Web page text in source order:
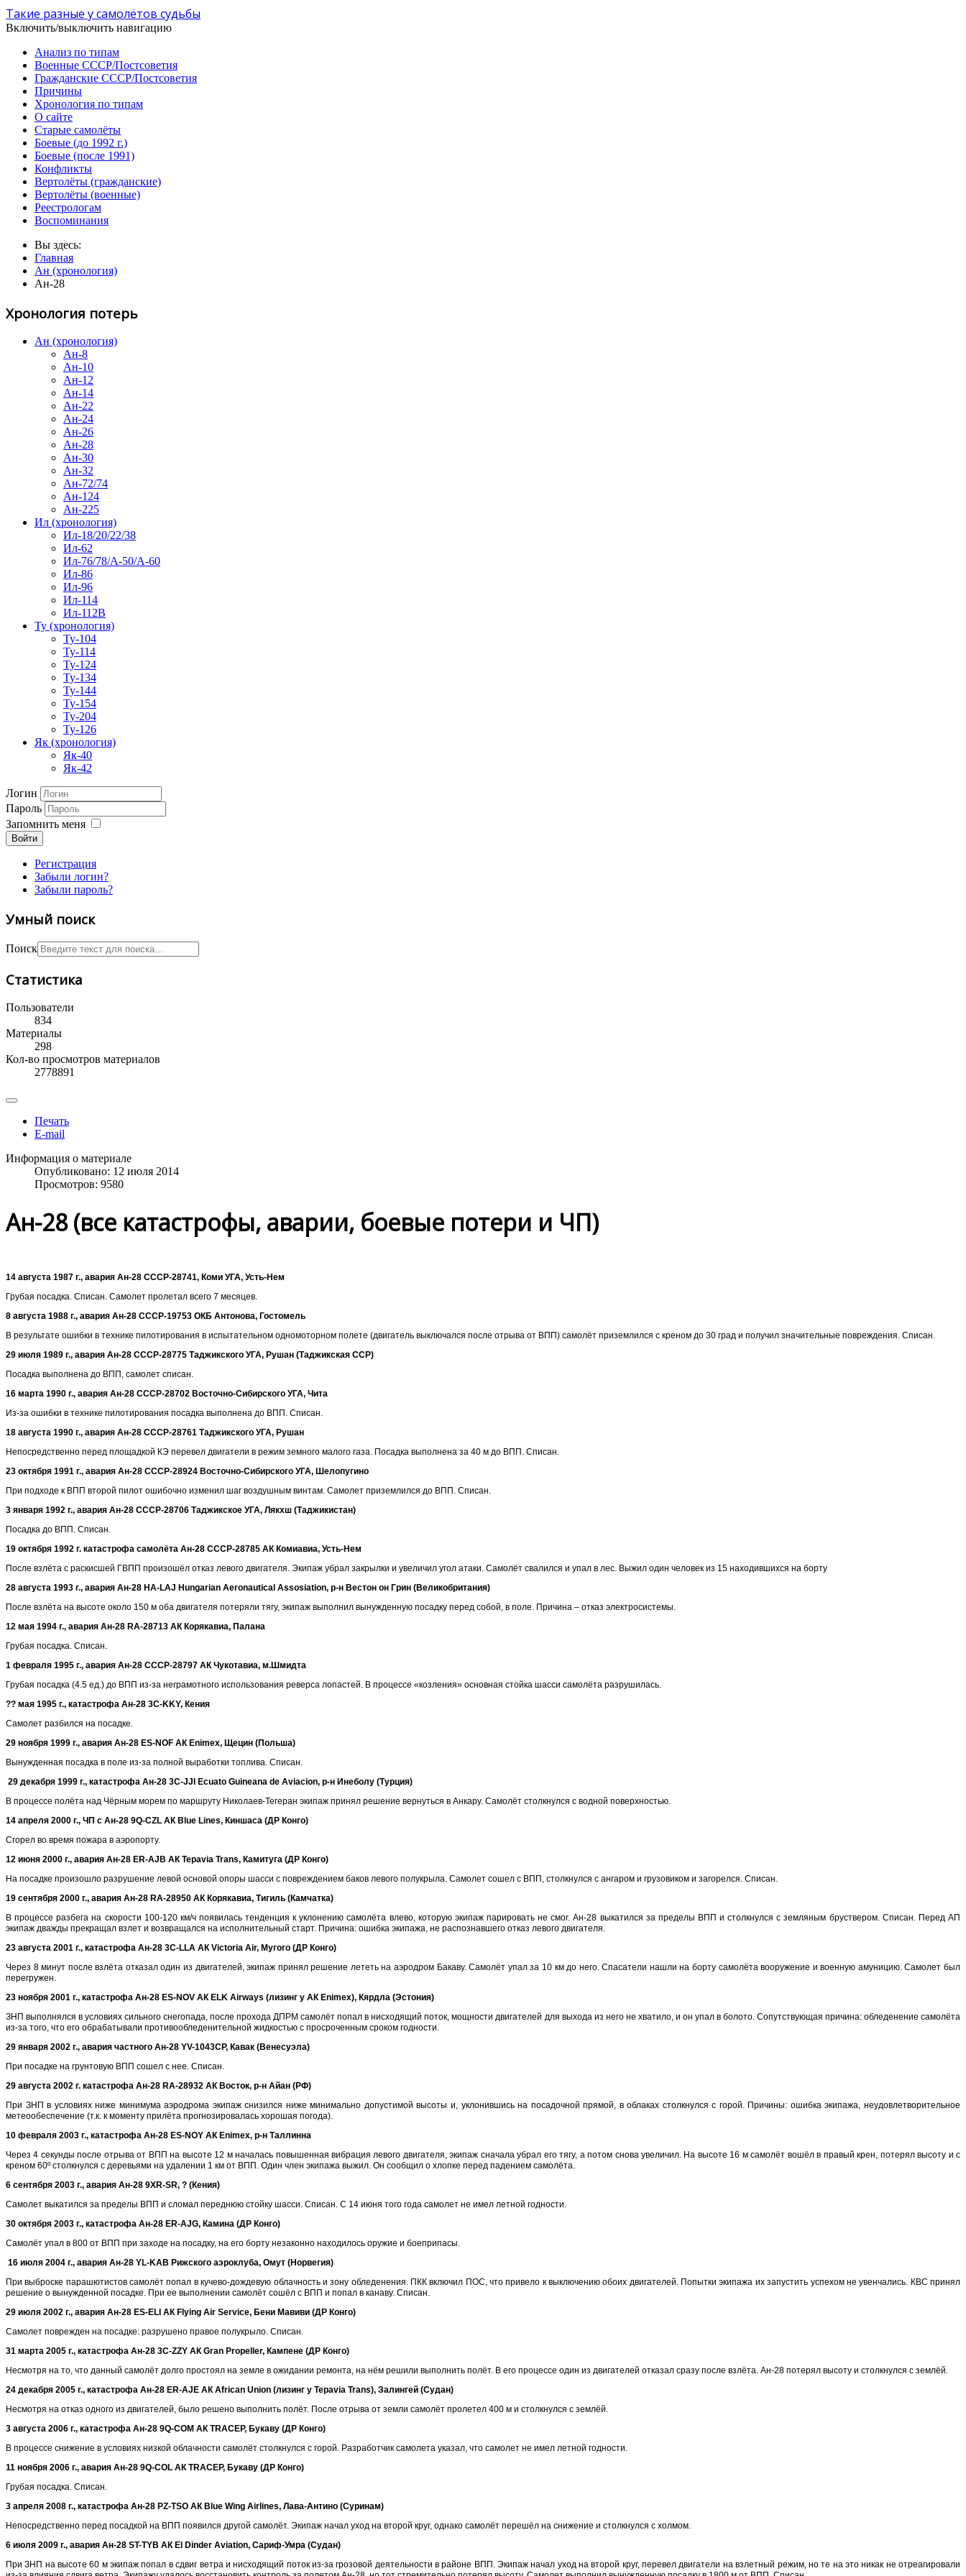
Такие разные у самолётов судьбы
Включить/выключить навигацию
Анализ по типам
Военные СССР/Постсоветия
Гражданские СССР/Постсоветия
Причины
Хронология по типам
О сайте
Старые самолёты
Боевые (до 1992 г.)
Боевые (после 1991)
Конфликты
Вертолёты (гражданские)
Вертолёты (военные)
Реестрологам
Воспоминания
Вы здесь:
Главная
Ан (хронология)
Ан-28
Хронология потерь
Ан (хронология)
Ан-8
Ан-10
Ан-12
Ан-14
Ан-22
Ан-24
Ан-26
Ан-28
Ан-30
Ан-32
Ан-72/74
Ан-124
Ан-225
Ил (хронология)
Ил-18/20/22/38
Ил-62
Ил-76/78/А-50/А-60
Ил-86
Ил-96
Ил-114
Ил-112В
Ту (хронология)
Ту-104
Ту-114
Ту-124
Ту-134
Ту-144
Ту-154
Ту-204
Ту-126
Як (хронология)
Як-40
Як-42
Логин
Пароль
Запомнить меня
Войти
Регистрация
Забыли логин?
Забыли пароль?
Умный поиск
Поиск
Статистика
Пользователи
834
Материалы
298
Кол-во просмотров материалов
2778891
Печать
E-mail
Информация о материале
Опубликовано: 12 июля 2014
Просмотров: 9580
Ан-28 (все катастрофы, аварии, боевые потери и ЧП)
14 августа 1987 г., авария Ан-28 СССР-28741, Коми УГА, Усть-Нем
Грубая посадка. Списан. Самолет пролетал всего 7 месяцев.
8 августа 1988 г., авария Ан-28 СССР-19753 ОКБ Антонова, Гостомель
В результате ошибки в технике пилотирования в испытательном одномоторном полете (двигатель выключался после отрыва от ВПП) самолёт приземлился с креном до 30 град и получил значительные повреждения. Списан.
29 июля 1989 г., авария Ан-28 СССР-28775 Таджикского УГА, Рушан (Таджикская ССР)
Посадка выполнена до ВПП, самолет списан.
16 марта 1990 г., авария Ан-28 СССР-28702 Восточно-Сибирского УГА, Чита
Из-за ошибки в технике пилотирования посадка выполнена до ВПП. Списан.
18 августа 1990 г., авария Ан-28 СССР-28761 Таджикского УГА, Рушан
Непосредственно перед площадкой КЭ перевел двигатели в режим земного малого газа. Посадка выполнена за 40 м до ВПП. Списан.
23 октября 1991 г., авария Ан-28 СССР-28924 Восточно-Сибирского УГА, Шелопугино
При подходе к ВПП второй пилот ошибочно изменил шаг воздушным винтам. Самолет приземлился до ВПП. Списан.
3 января 1992 г., авария Ан-28 СССР-28706 Таджикское УГА, Лякхш (Таджикистан)
Посадка до ВПП. Списан.
19 октября 1992 г. катастрофа самолёта Ан-28 CCCP-28785 АК Комиавиа, Усть-Нем
После взлёта с раскисшей ГВПП произошёл отказ левого двигателя. Экипаж убрал закрылки и увеличил угол атаки. Самолёт свалился и упал в лес. Выжил один человек из 15 находившихся на борту
28 августа 1993 г., авария Ан-28 HA-LAJ Hungarian Aeronautical Assosiation, р-н Вестон он Грин (Великобритания)
После взлёта на высоте около 150 м оба двигателя потеряли тягу, экипаж выполнил вынужденную посадку перед собой, в поле. Причина – отказ электросистемы.
12 мая 1994 г., авария Ан-28 RA-28713 АК Корякавиа, Палана
Грубая посадка. Списан.
1 февраля 1995 г., авария Ан-28 CCCP-28797 АК Чукотавиа, м.Шмидта
Грубая посадка (4.5 ед.) до ВПП из-за неграмотного использования реверса лопастей. В процессе «козления» основная стойка шасси самолёта разрушилась.
?? мая 1995 г., катастрофа Ан-28 3C-KKY, Кения
Самолет разбился на посадке.
29 ноября 1999 г., авария Ан-28 ES-NOF АК Enimex, Щецин (Польша)
Вынужденная посадка в поле из-за полной выработки топлива. Списан.
29 декабря 1999 г., катастрофа Ан-28 3C-JJI Ecuato Guineana de Aviacion, р-н Инеболу (Турция)
В процессе полёта над Чёрным морем по маршруту Николаев-Тегеран экипаж принял решение вернуться в Анкару. Самолёт столкнулся с водной поверхностью.
14 апреля 2000 г., ЧП с Ан-28 9Q-CZL АК Blue Lines, Киншаса (ДР Конго)
Сгорел во время пожара в аэропорту.
12 июня 2000 г., авария Ан-28 ER-AJB АК Tepavia Trans, Камитуга (ДР Конго)
На посадке произошло разрушение левой основой опоры шасси с повреждением баков левого полукрыла. Самолет сошел с ВПП, столкнулся с ангаром и грузовиком и загорелся. Списан.
19 сентября 2000 г., авария Ан-28 RA-28950 АК Корякавиа, Тигиль (Камчатка)
В процессе разбега на скорости 100-120 км/ч появилась тенденция к уклонению самолёта влево, которую экипаж парировать не смог. Ан-28 выкатился за пределы ВПП и столкнулся с земляным бруствером. Списан. Перед АП
экипаж дважды прекращал взлет и возвращался на исполнительный старт. Причина: ошибка экипажа, не распознавшего отказ левого двигателя.
23 августа 2001 г., катастрофа Ан-28 3C-LLA АК Victoria Air, Мугого (ДР Конго)
Через 8 минут после взлёта отказал один из двигателей, экипаж принял решение лететь на аэродром Бакаву. Самолёт упал за 10 км до него. Спасатели нашли на борту самолёта вооружение и военную амуницию. Самолет был
перегружен.
23 ноября 2001 г., катастрофа Ан-28 ES-NOV АК ELK Airways (лизинг у АК Enimex), Кярдла (Эстония)
ЗНП выполнялся в условиях сильного снегопада, после прохода ДПРМ самолёт попал в нисходящий поток, мощности двигателей для выхода из него не хватило, и он упал в болото. Сопутствующая причина: обледенение самолёта
из-за того, что его обрабатывали противообледенительной жидкостью с просроченным сроком годности.
29 января 2002 г., авария частного Ан-28 YV-1043CP, Кавак (Венесуэла)
При посадке на грунтовую ВПП сошел с нее. Списан.
29 августа 2002 г. катастрофа Ан-28 RA-28932 АК Восток, р-н Айан (РФ)
При ЗНП в условиях ниже минимума аэродрома экипаж снизился ниже минимально допустимой высоты и, уклонившись на посадочной прямой, в облаках столкнулся с горой. Причины: ошибка экипажа, неудовлетворительное
метеообеспечение (т.к. к моменту прилёта прогнозировалась хорошая погода).
10 февраля 2003 г., катастрофа Ан-28 ES-NOY АК Enimex, р-н Таллинна
Через 4 секунды после отрыва от ВПП на высоте 12 м началась повышенная вибрация левого двигателя, экипаж сначала убрал его тягу, а потом снова увеличил. На высоте 16 м самолёт вошёл в правый крен, потерял высоту и с
креном 60º столкнулся с деревьями на удалении 1 км от ВПП. Один член экипажа выжил. Он сообщил о хлопке перед падением самолёта.
6 сентября 2003 г., авария Ан-28 9XR-SR, ? (Кения)
Самолет выкатился за пределы ВПП и сломал переднюю стойку шасси. Списан. С 14 июня того года самолет не имел летной годности.
30 октября 2003 г., катастрофа Ан-28 ER-AJG, Камина (ДР Конго)
Самолёт упал в 800 от ВПП при заходе на посадку, на его борту незаконно находилось оружие и боеприпасы.
16 июля 2004 г., авария Ан-28 YL-KAB Рижского аэроклуба, Омут (Норвегия)
При выброске парашютистов самолёт попал в кучево-дождевую облачность и зону обледенения. ПКК включил ПОС, что привело к выключению обоих двигателей. Попытки экипажа их запустить успехом не увенчались. КВС принял
решение о вынужденной посадке. При ее выполнении самолёт сошёл с ВПП и попал в канаву. Списан.
29 июля 2002 г., авария Ан-28 ES-ELI АК Flying Air Service, Бени Мавиви (ДР Конго)
Самолет поврежден на посадке: разрушено правое полукрыло. Списан.
31 марта 2005 г., катастрофа Ан-28 3C-ZZY АК Gran Propeller, Кампене (ДР Конго)
Несмотря на то, что данный самолёт долго простоял на земле в ожидании ремонта, на нём решили выполнить полёт. В его процессе один из двигателей отказал сразу после взлёта. Ан-28 потерял высоту и столкнулся с землёй.
24 декабря 2005 г., катастрофа Ан-28 ER-AJE АК African Union (лизинг у Tepavia Trans), Залингей (Судан)
Несмотря на отказ одного из двигателей, было решено выполнить полёт. После отрыва от земли самолёт пролетел 400 м и столкнулся с землёй.
3 августа 2006 г., катастрофа Ан-28 9Q-COM АК TRACEP, Букаву (ДР Конго)
В процессе снижение в условиях низкой облачности самолёт столкнулся с горой. Разработчик самолета указал, что самолет не имел летной годности.
11 ноября 2006 г., авария Ан-28 9Q-COL АК TRACEP, Букаву (ДР Конго)
Грубая посадка. Списан.
3 апреля 2008 г., катастрофа Ан-28 PZ-TSO АК Blue Wing Airlines, Лава-Антино (Суринам)
Непосредственно перед посадкой на ВПП появился другой самолёт. Экипаж начал уход на второй круг, однако самолёт перешёл на снижение и столкнулся с холмом.
6 июля 2009 г., авария Ан-28 ST-TYB АК El Dinder Aviation, Сариф-Умра (Судан)
При ЗНП на высоте 60 м экипаж попал в сдвиг ветра и нисходящий поток из-за грозовой деятельности в районе ВПП. Экипаж начал уход на второй круг, перевел двигатели на взлетный режим, но те на это никак не отреагировали